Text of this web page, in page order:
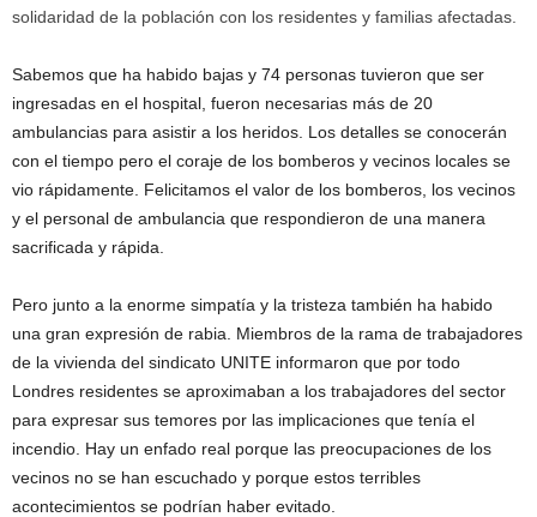
solidaridad de la población con los residentes y familias afectadas.
Sabemos que ha habido bajas y 74 personas tuvieron que ser
ingresadas en el hospital, fueron necesarias más de 20
ambulancias para asistir a los heridos. Los detalles se conocerán
con el tiempo pero el coraje de los bomberos y vecinos locales se
vio rápidamente. Felicitamos el valor de los bomberos, los vecinos
y el personal de ambulancia que respondieron de una manera
sacrificada y rápida.
Pero junto a la enorme simpatía y la tristeza también ha habido
una gran expresión de rabia. Miembros de la rama de trabajadores
de la vivienda del sindicato UNITE informaron que por todo
Londres residentes se aproximaban a los trabajadores del sector
para expresar sus temores por las implicaciones que tenía el
incendio. Hay un enfado real porque las preocupaciones de los
vecinos no se han escuchado y porque estos terribles
acontecimientos se podrían haber evitado.